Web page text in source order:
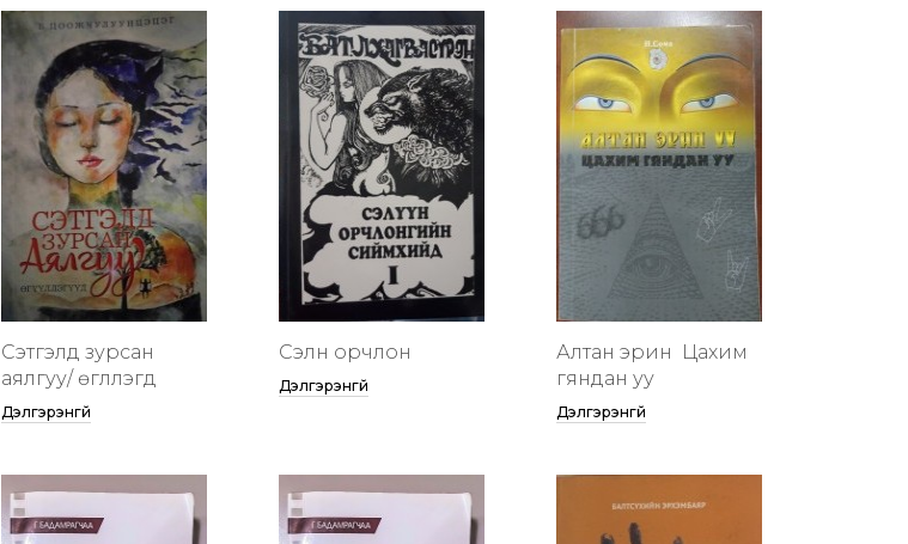
Сэтгэлд зурсан
аялгуу/ өгүүллэгүүд
Дэлгэрэнгүй
Сэлүүн орчлон
Дэлгэрэнгүй
Алтан эрин үү Цахим
гяндан уу
Дэлгэрэнгүй